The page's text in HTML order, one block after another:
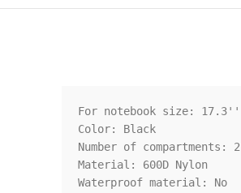
For notebook size: 17.3''
Color: Black
Number of compartments: 2
Material: 600D Nylon
Waterproof material: No